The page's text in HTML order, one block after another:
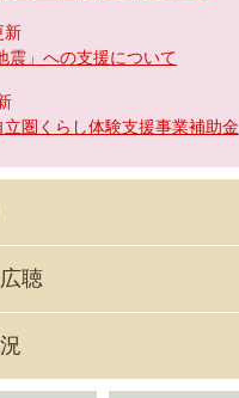
新
震」への支援について
圏くらし体験支援事業補助金
聴